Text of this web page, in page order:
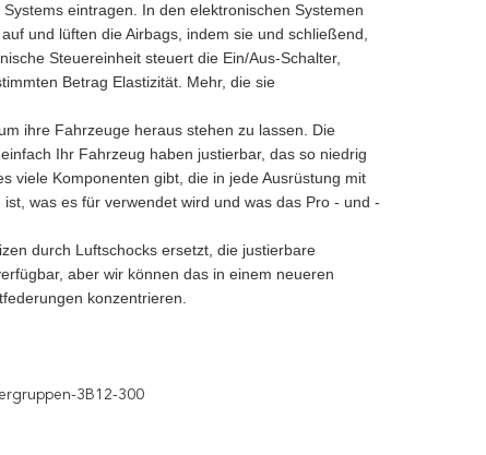
eintragen. In den elektronischen Systemen
und lüften die Airbags, indem sie und schließend,
Steuereinheit steuert die Ein/Aus-Schalter,
Betrag Elastizität. Mehr, die sie
ihre Fahrzeuge heraus stehen zu lassen. Die
Ihr Fahrzeug haben justierbar, das so niedrig
viele Komponenten gibt, die in jede Ausrüstung mit
was es für verwendet wird und was das Pro - und -
durch Luftschocks ersetzt, die justierbare
aber wir können das in einem neueren
konzentrieren.
3B12-300